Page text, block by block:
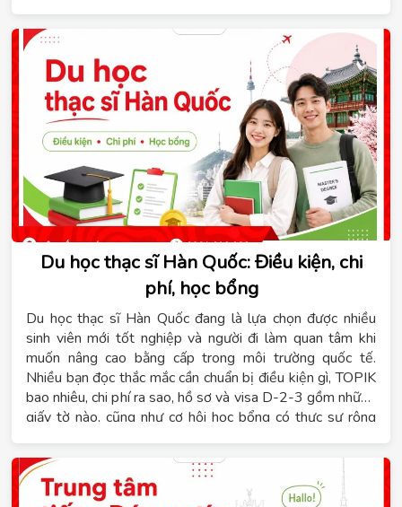
học bổng, điều kiện cần đáp ứng, lộ trình chuẩn bị theo
từng giai đoạn, cách hoàn thiện hồ sơ, kinh nghiệm phỏng
vấn và những lỗi thường gặp cần tránh để tăng cơ hội
được cấp học bổng.
Du học thạc sĩ Hàn Quốc: Điều kiện, chi
phí, học bổng
Du học thạc sĩ Hàn Quốc đang là lựa chọn được nhiều
sinh viên mới tốt nghiệp và người đi làm quan tâm khi
muốn nâng cao bằng cấp trong môi trường quốc tế.
Nhiều bạn đọc thắc mắc cần chuẩn bị điều kiện gì, TOPIK
bao nhiêu, chi phí ra sao, hồ sơ và visa D-2-3 gồm những
giấy tờ nào, cũng như cơ hội học bổng có thực sự rộng
đầy đủ những thông tin này để bạn có cái nhìn rõ ràng
trước khi xây dựng lộ trình phù hợp với năng lực học tập
và ngân sách cá nhân.